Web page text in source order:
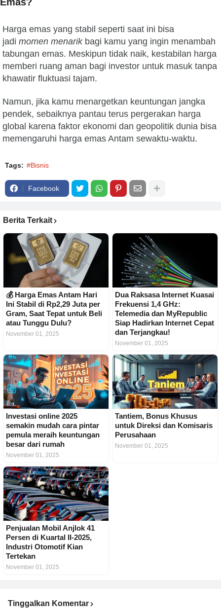
Harga emas yang stabil seperti saat ini bisa
jadi momen menarikbagi kamu yang ingin menambah
tabungan emas. Meskipun tidak naik, kestabilan harga
memberi ruang aman bagi investor untuk masuk tanpa
khawatir fluktuasi tajam.
Namun, jika kamu menargetkan keuntungan jangka
pendek, sebaiknya pantau terus pergerakan harga
global karena faktor ekonomi dan geopolitik dunia bisa
memengaruhi harga emas Antam sewaktu-waktu.
Tags: #Bisnis
Facebook
Berita Terkait
💰 Harga Emas Antam Hari
Ini Stabil di Rp2,29 Juta per
Gram, Saat Tepat untuk Beli
atau Tunggu Dulu?
November 01, 2025
Dua Raksasa Internet Kuasai
Frekuensi 1,4 GHz:
Telemedia dan MyRepublic
Siap Hadirkan Internet Cepat
dan Terjangkau!
November 01, 2025
Investasi online 2025
semakin mudah cara pintar
pemula meraih keuntungan
besar dari rumah
November 01, 2025
Tantiem, Bonus Khusus
untuk Direksi dan Komisaris
Perusahaan
November 01, 2025
Penjualan Mobil Anjlok 41
Persen di Kuartal II-2025,
Industri Otomotif Kian
Tertekan
November 01, 2025
Tinggalkan Komentar